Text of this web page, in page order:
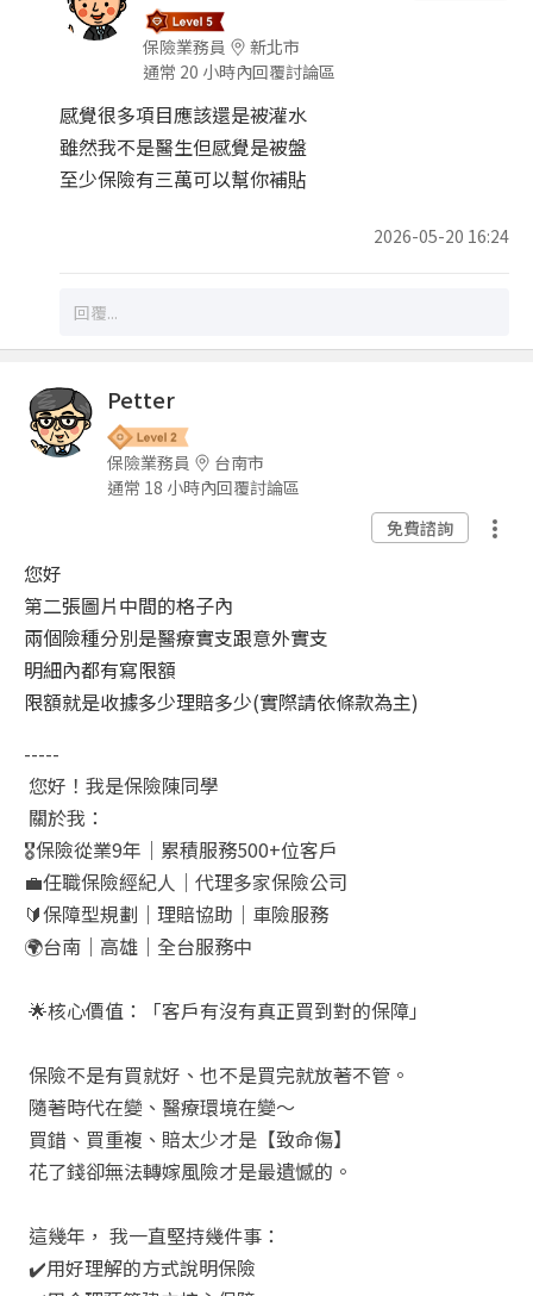
保險業務員
新北市
通常 20 小時內回覆討論區
感覺很多項目應該還是被灌水
雖然我不是醫生但感覺是被盤
至少保險有三萬可以幫你補貼
2026-05-20 16:24
Petter
保險業務員
台南市
通常 18 小時內回覆討論區
免費諮詢
您好
第二張圖片中間的格子內
兩個險種分別是醫療實支跟意外實支
明細內都有寫限額
限額就是收據多少理賠多少(實際請依條款為主)
-----
您好！我是保險陳同學
關於我：
🎖️保險從業9年｜累積服務500+位客戶
💼任職保險經紀人｜代理多家保險公司
🔰保障型規劃｜理賠協助｜車險服務
🌍台南｜高雄｜全台服務中
🌟核心價值：「客戶有沒有真正買到對的保障」
保險不是有買就好、也不是買完就放著不管。
隨著時代在變、醫療環境在變～
買錯、買重複、賠太少才是【致命傷】
花了錢卻無法轉嫁風險才是最遺憾的。
這幾年， 我一直堅持幾件事：
✔️用好理解的方式說明保險